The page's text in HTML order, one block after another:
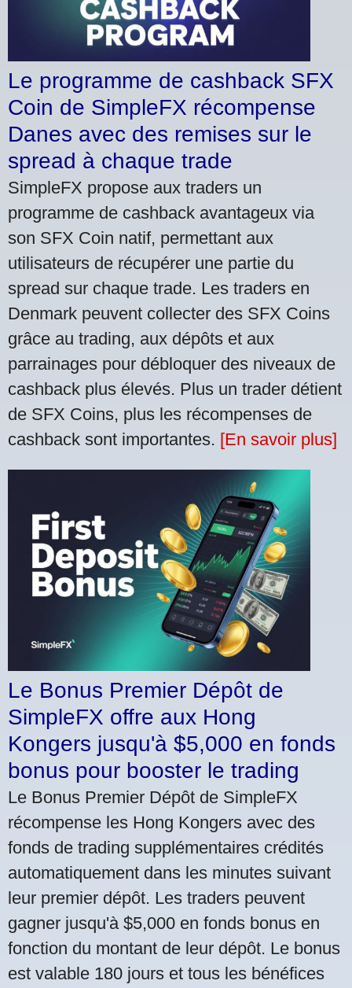
Le programme de cashback SFX
Coin de SimpleFX récompense
Danes avec des remises sur le
spread à chaque trade
SimpleFX propose aux traders un
programme de cashback avantageux via
son SFX Coin natif, permettant aux
utilisateurs de récupérer une partie du
spread sur chaque trade. Les traders en
Denmark peuvent collecter des SFX Coins
grâce au trading, aux dépôts et aux
parrainages pour débloquer des niveaux de
cashback plus élevés. Plus un trader détient
de SFX Coins, plus les récompenses de
cashback sont importantes. [En savoir plus]
Le Bonus Premier Dépôt de
SimpleFX offre aux Hong
Kongers jusqu'à $5,000 en fonds
bonus pour booster le trading
Le Bonus Premier Dépôt de SimpleFX
récompense les Hong Kongers avec des
fonds de trading supplémentaires crédités
automatiquement dans les minutes suivant
leur premier dépôt. Les traders peuvent
gagner jusqu'à $5,000 en fonds bonus en
fonction du montant de leur dépôt. Le bonus
est valable 180 jours et tous les bénéfices